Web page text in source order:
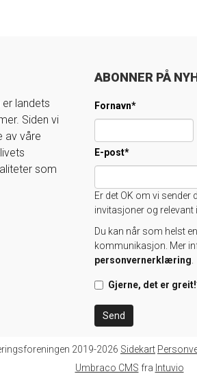
landets
Siden vi
av våre
som
ABONNER PÅ
Fornavn*
E-post*
Er det OK om vi sender
invitasjoner og relevant
Du kan når som helst
kommunikasjon. Mer
personvernerklæring
Gjerne, det er greit!
2019-2026 Sidekart
Umbraco CMS fra Intuvio